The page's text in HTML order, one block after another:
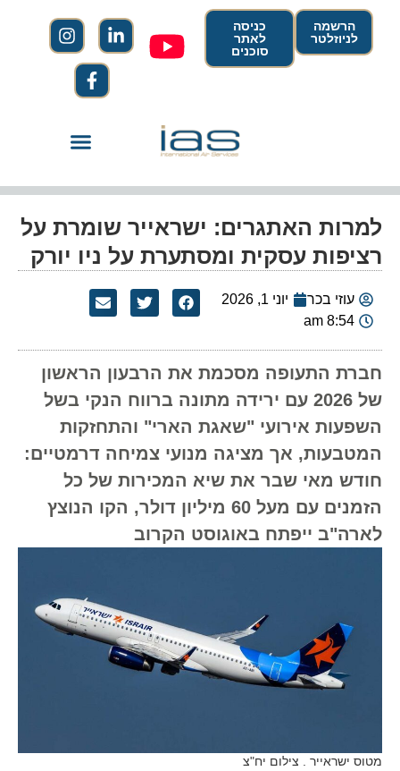
הרשמה
לניוזלטר
כניסה
לאתר
סוכנים
למרות האתגרים: ישראייר שומרת על
רציפות עסקית ומסתערת על ניו יורק
עוזי בכר
יוני 1, 2026
8:54 am
חברת התעופה מסכמת את הרבעון הראשון
של 2026 עם ירידה מתונה ברווח הנקי בשל
השפעות אירועי "שאגת הארי" והתחזקות
המטבעות, אך מציגה מנועי צמיחה דרמטיים:
חודש מאי שבר את שיא המכירות של כל
הזמנים עם מעל 60 מיליון דולר, הקו הנוצץ
לארה"ב ייפתח באוגוסט הקרוב
מטוס ישראייר . צילום יח"צ